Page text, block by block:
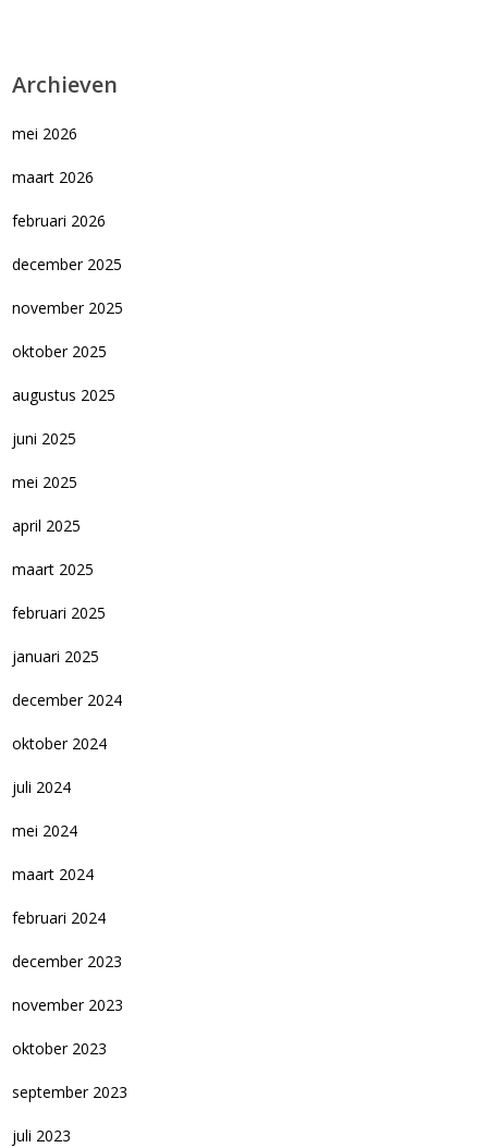
Archieven
mei 2026
maart 2026
februari 2026
december 2025
november 2025
oktober 2025
augustus 2025
juni 2025
mei 2025
april 2025
maart 2025
februari 2025
januari 2025
december 2024
oktober 2024
juli 2024
mei 2024
maart 2024
februari 2024
december 2023
november 2023
oktober 2023
september 2023
juli 2023